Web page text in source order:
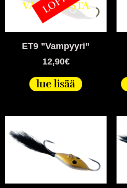
VARASTOSTA
ET9 ”Vampyyri”
12,90€
lue lisää